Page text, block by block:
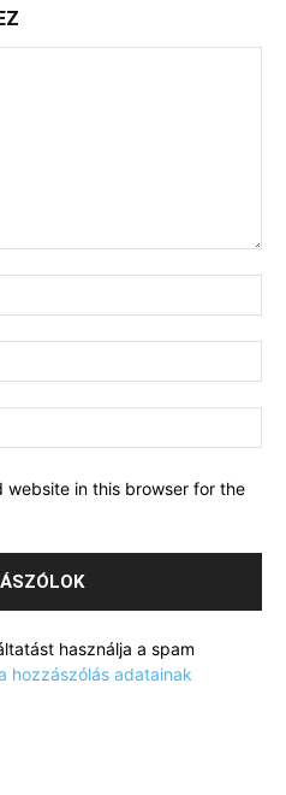
website in this browser for the
használja a spam
hozzászólás adatainak